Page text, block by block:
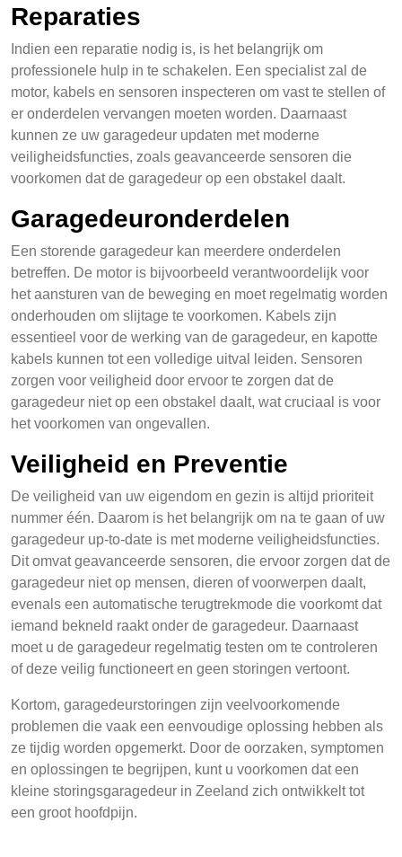
Reparaties
Indien een reparatie nodig is, is het belangrijk om
professionele hulp in te schakelen. Een specialist zal de
motor, kabels en sensoren inspecteren om vast te stellen of
er onderdelen vervangen moeten worden. Daarnaast
kunnen ze uw garagedeur updaten met moderne
veiligheidsfuncties, zoals geavanceerde sensoren die
voorkomen dat de garagedeur op een obstakel daalt.
Garagedeuronderdelen
Een storende garagedeur kan meerdere onderdelen
betreffen. De motor is bijvoorbeeld verantwoordelijk voor
het aansturen van de beweging en moet regelmatig worden
onderhouden om slijtage te voorkomen. Kabels zijn
essentieel voor de werking van de garagedeur, en kapotte
kabels kunnen tot een volledige uitval leiden. Sensoren
zorgen voor veiligheid door ervoor te zorgen dat de
garagedeur niet op een obstakel daalt, wat cruciaal is voor
het voorkomen van ongevallen.
Veiligheid en Preventie
De veiligheid van uw eigendom en gezin is altijd prioriteit
nummer één. Daarom is het belangrijk om na te gaan of uw
garagedeur up-to-date is met moderne veiligheidsfuncties.
Dit omvat geavanceerde sensoren, die ervoor zorgen dat de
garagedeur niet op mensen, dieren of voorwerpen daalt,
evenals een automatische terugtrekmode die voorkomt dat
iemand bekneld raakt onder de garagedeur. Daarnaast
moet u de garagedeur regelmatig testen om te controleren
of deze veilig functioneert en geen storingen vertoont.
Kortom, garagedeurstoringen zijn veelvoorkomende
problemen die vaak een eenvoudige oplossing hebben als
ze tijdig worden opgemerkt. Door de oorzaken, symptomen
en oplossingen te begrijpen, kunt u voorkomen dat een
kleine storingsgaragedeur in Zeeland zich ontwikkelt tot
een groot hoofdpijn.